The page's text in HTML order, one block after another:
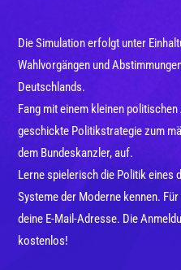
Die Simulation erfolgt unter
Wahlvorgängen und
Deutschlands.
Fang mit einem kleinen
geschickte Politikstrategie zum
dem Bundeskanzler, auf.
Lerne spielerisch die Politik
Systeme der Moderne kennen.
deine E-Mail-Adresse. Die
kostenlos!